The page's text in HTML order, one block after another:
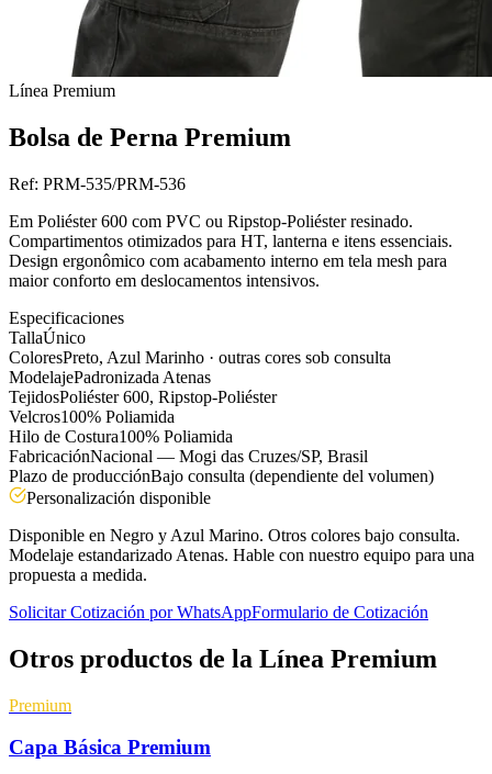
Línea Premium
Bolsa de Perna Premium
Ref: PRM-535/PRM-536
Em Poliéster 600 com PVC ou Ripstop-Poliéster resinado.
Compartimentos otimizados para HT, lanterna e itens essenciais.
Design ergonômico com acabamento interno em tela mesh para
maior conforto em deslocamentos intensivos.
Especificaciones
TallaÚnico
ColoresPreto, Azul Marinho · outras cores sob consulta
ModelajePadronizada Atenas
TejidosPoliéster 600, Ripstop-Poliéster
Velcros100% Poliamida
Hilo de Costura100% Poliamida
FabricaciónNacional — Mogi das Cruzes/SP, Brasil
Plazo de producciónBajo consulta (dependiente del volumen)
Personalización disponible
Disponible en Negro y Azul Marino. Otros colores bajo consulta.
Modelaje estandarizado Atenas. Hable con nuestro equipo para una
propuesta a medida.
Solicitar Cotización por WhatsAppFormulario de Cotización
Otros productos de la Línea Premium
Premium
Capa Básica Premium